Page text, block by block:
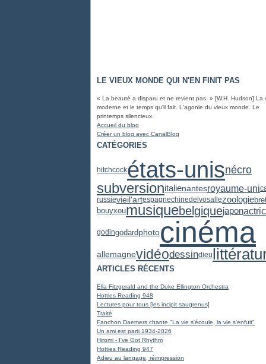
LE VIEUX MONDE QUI N'EN FINIT PAS
« La beauté a disparu et ne revient pas. » [W.H. Hudson] La
moderne et le temps qu'il fait. L'agonie du vieux monde. Le
printemps silencieux.
Accueil du blog
Créer un blog avec CanalBlog
CATÉGORIES
hitchcockétats-unisnécro
subversionitalienantesroyaume-uni
russievieil'artespagnechinedelvosallezoologie
bouyxoumusiquebelgiquejapon
godingodardphotocinéma
allemagnevidéodessindieu
ARTICLES RÉCENTS
Ella Fitzgerald and the Duke Ellington Orchestra
Hotties Reading 948
Lectures pour tous [les incipit saugrenus]
Traité
Fanchon Daemers chante "La vie s'écoule, la vie s'enfuit"
Un ami est parti 1934-2026
Hiromi - I've Got Rhythm
Hotties Reading 947
Adieu au langage, réimpression